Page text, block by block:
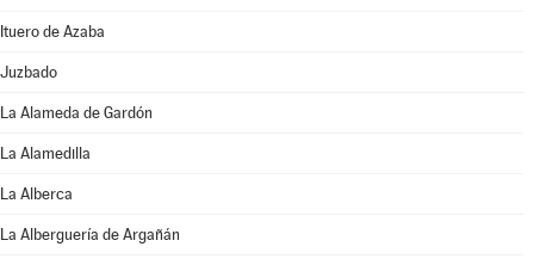
Ituero de Azaba
Juzbado
La Alameda de Gardón
La Alamedilla
La Alberca
La Alberguería de Argañán